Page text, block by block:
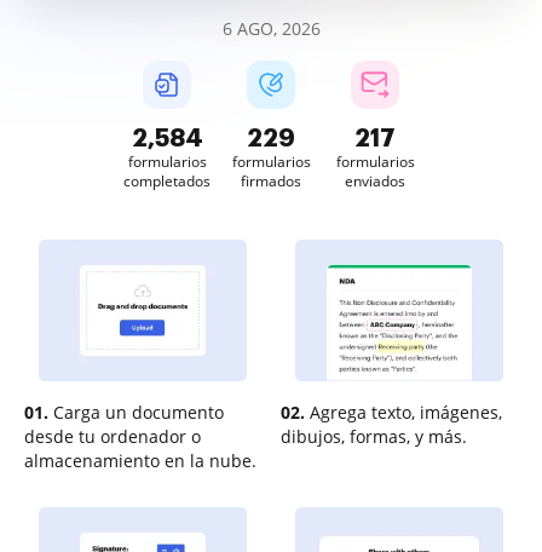
6 AGO, 2026
2,585
formularios
completados
229
formularios
firmados
217
formularios
enviados
01. Carga un documento
desde tu ordenador o
almacenamiento en la nube.
02. Agrega texto, imágenes,
dibujos, formas, y más.